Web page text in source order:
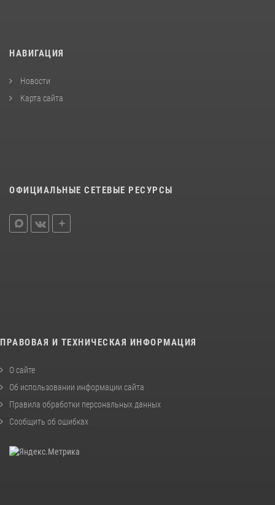
НАВИГАЦИЯ
Новости
Карта сайта
ОФИЦИАЛЬНЫЕ СЕТЕВЫЕ РЕСУРСЫ
ПРАВОВАЯ И ТЕХНИЧЕСКАЯ ИНФОРМАЦИЯ
О сайте
Об использовании информации сайта
Правила обработки персональных данных
Сообщить об ошибках